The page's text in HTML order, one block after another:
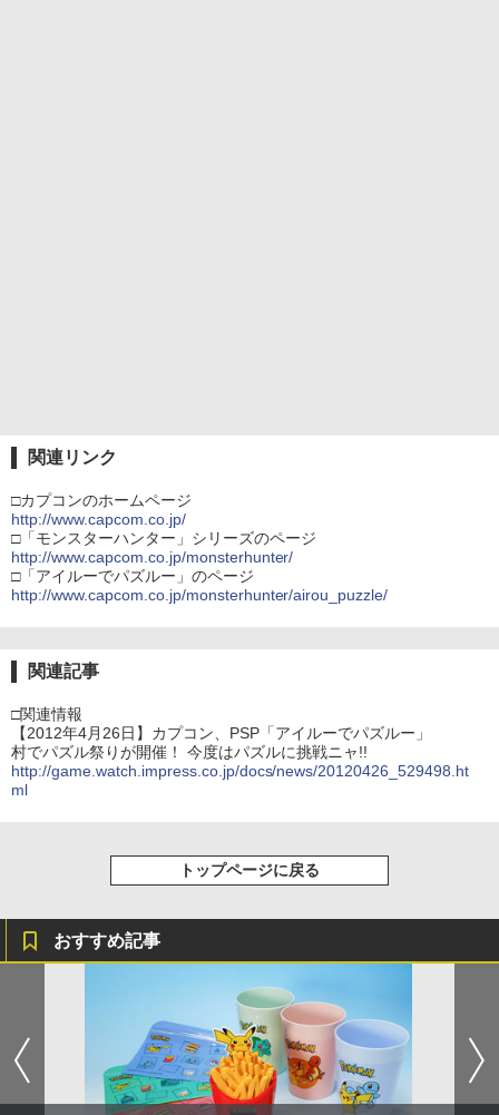
関連リンク
□カプコンのホームページ
http://www.capcom.co.jp/
□「モンスターハンター」シリーズのページ
http://www.capcom.co.jp/monsterhunter/
□「アイルーでパズルー」のページ
http://www.capcom.co.jp/monsterhunter/airou_puzzle/
関連記事
□関連情報
【2012年4月26日】カプコン、PSP「アイルーでパズルー」
村でパズル祭りが開催！ 今度はパズルに挑戦ニャ!!
http://game.watch.impress.co.jp/docs/news/20120426_529498.ht
ml
トップページに戻る
おすすめ記事